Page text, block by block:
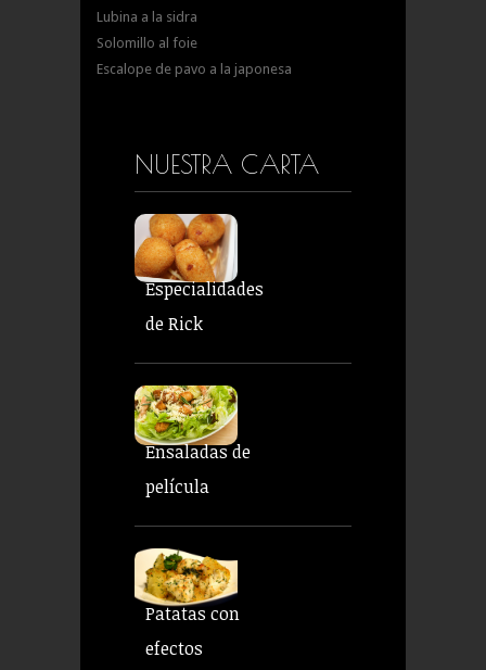
Lubina a la sidra
Solomillo al foie
Escalope de pavo a la japonesa
NUESTRA CARTA
Especialidades
de Rick
Ensaladas de
película
Patatas con
efectos